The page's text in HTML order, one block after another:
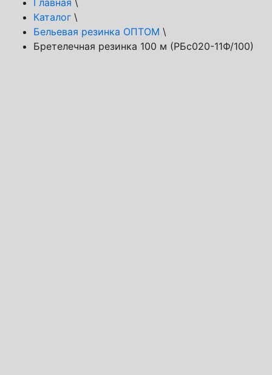
Каталог \
Бельевая резинка ОПТОМ \
Бретелечная резинка 100 м (РБс020-11Ф/100)